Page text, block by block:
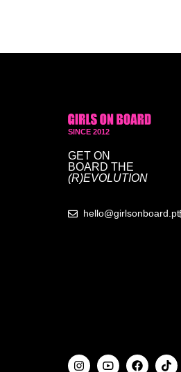
SINCE 2012
GET ON
BOARD THE
(R)EVOLUTION
hello@girlsonboard.pt